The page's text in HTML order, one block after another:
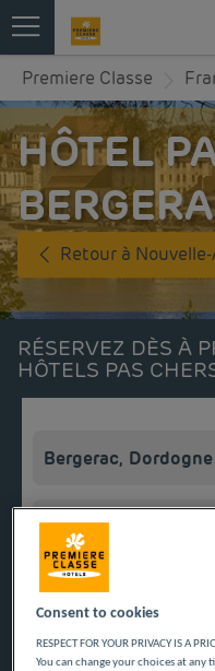
Premiere Classe
HÔTEL
Retour à
RÉSERVEZ DÈS À
HÔTELS PAS
Navigate forward to
Ajouter un code
Consent to cookies
RESPECT FOR YOUR PRIVACY IS A
You can change your choices at